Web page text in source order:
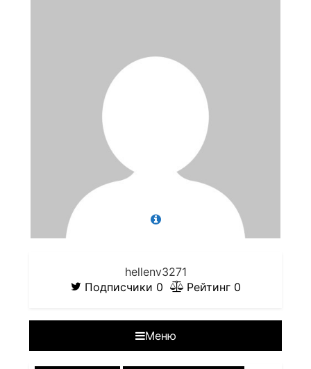
hellenv3271
Подписчики 0 Рейтинг 0
Меню